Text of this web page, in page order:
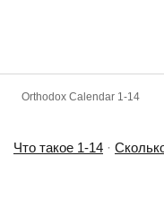
Orthodox Calendar 1-14
Что такое 1-14 ·